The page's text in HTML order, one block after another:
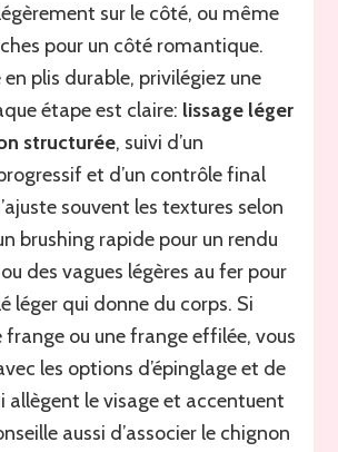
sur le côté, ou même
pour un côté romantique.
en plis durable, privilégiez une
étape est claire: lissage léger
structurée, suivi d’un
et d’un contrôle final
souvent les textures selon
brushing rapide pour un rendu
des vagues légères au fer pour
léger qui donne du corps. Si
frange ou une frange effilée, vous
les options d’épinglage et de
allègent le visage et accentuent
aussi d’associer le chignon